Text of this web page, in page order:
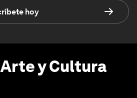
hoy
Arte y Cultura